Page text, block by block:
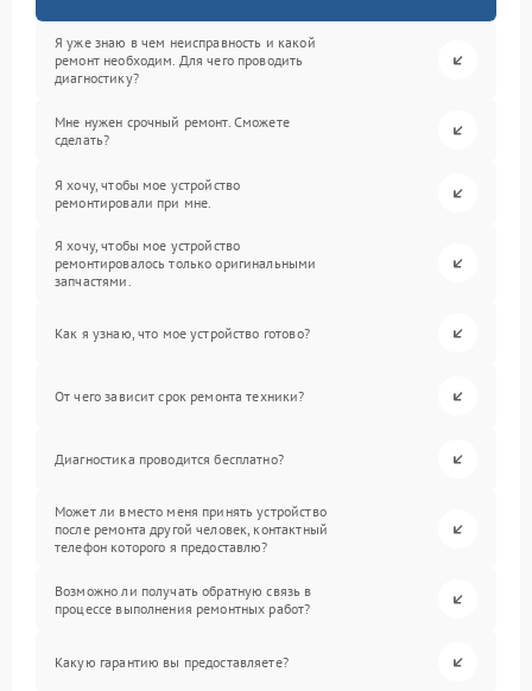
Я уже знаю в чем неисправность и какой
ремонт необходим. Для чего проводить
диагностику?
Мне нужен срочный ремонт. Сможете
сделать?
Я хочу, чтобы мое устройство
ремонтировали при мне.
Я хочу, чтобы мое устройство
ремонтировалось только оригинальными
запчастями.
Как я узнаю, что мое устройство готово?
От чего зависит срок ремонта техники?
Диагностика проводится бесплатно?
Может ли вместо меня принять устройство
после ремонта другой человек, контактный
телефон которого я предоставлю?
Возможно ли получать обратную связь в
процессе выполнения ремонтных работ?
Какую гарантию вы предоставляете?